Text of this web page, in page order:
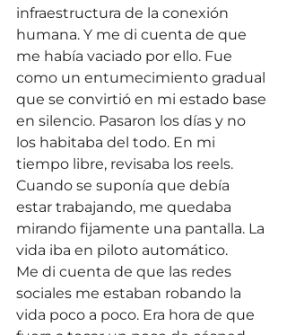
infraestructura de la conexión
humana. Y me di cuenta de que
me había vaciado por ello. Fue
como un entumecimiento gradual
que se convirtió en mi estado base
en silencio. Pasaron los días y no
los habitaba del todo. En mi
tiempo libre, revisaba los reels.
Cuando se suponía que debía
estar trabajando, me quedaba
mirando fijamente una pantalla. La
vida iba en piloto automático.
Me di cuenta de que las redes
sociales me estaban robando la
vida poco a poco. Era hora de que